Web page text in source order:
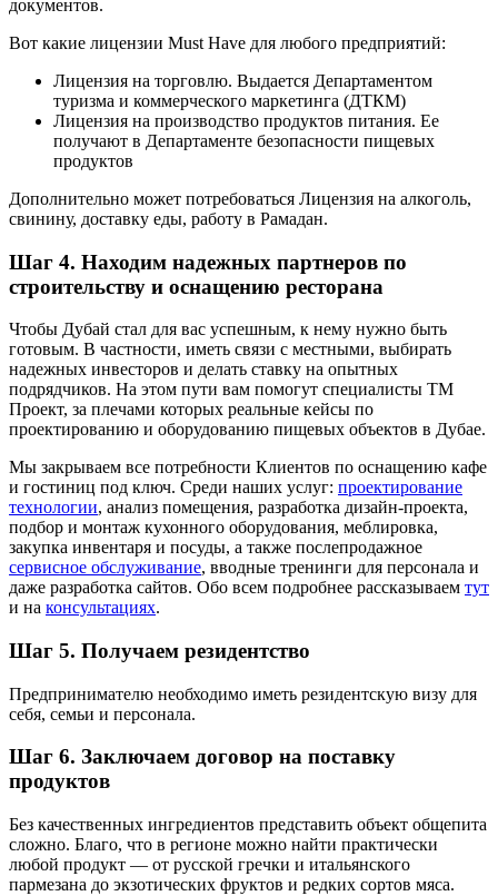
документов.
Вот какие лицензии Must Have для любого предприятий:
Лицензия на торговлю. Выдается Департаментом
туризма и коммерческого маркетинга (ДТКМ)
Лицензия на производство продуктов питания. Ее
получают в Департаменте безопасности пищевых
продуктов
Дополнительно может потребоваться Лицензия на алкоголь,
свинину, доставку еды, работу в Рамадан.
Шаг 4. Находим надежных партнеров по
строительству и оснащению ресторана
Чтобы Дубай стал для вас успешным, к нему нужно быть
готовым. В частности, иметь связи с местными, выбирать
надежных инвесторов и делать ставку на опытных
подрядчиков. На этом пути вам помогут специалисты ТМ
Проект, за плечами которых реальные кейсы по
проектированию и оборудованию пищевых объектов в Дубае.
Мы закрываем все потребности Клиентов по оснащению кафе
и гостиниц под ключ. Среди наших услуг: проектирование
технологии, анализ помещения, разработка дизайн-проекта,
подбор и монтаж кухонного оборудования, меблировка,
закупка инвентаря и посуды, а также послепродажное
сервисное обслуживание, вводные тренинги для персонала и
даже разработка сайтов. Обо всем подробнее рассказываем тут
и на консультациях.
Шаг 5. Получаем резидентство
Предпринимателю необходимо иметь резидентскую визу для
себя, семьи и персонала.
Шаг 6. Заключаем договор на поставку
продуктов
Без качественных ингредиентов представить объект общепита
сложно. Благо, что в регионе можно найти практически
любой продукт — от русской гречки и итальянского
пармезана до экзотических фруктов и редких сортов мяса.